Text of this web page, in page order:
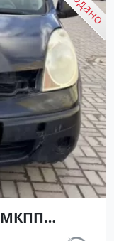
МКПП